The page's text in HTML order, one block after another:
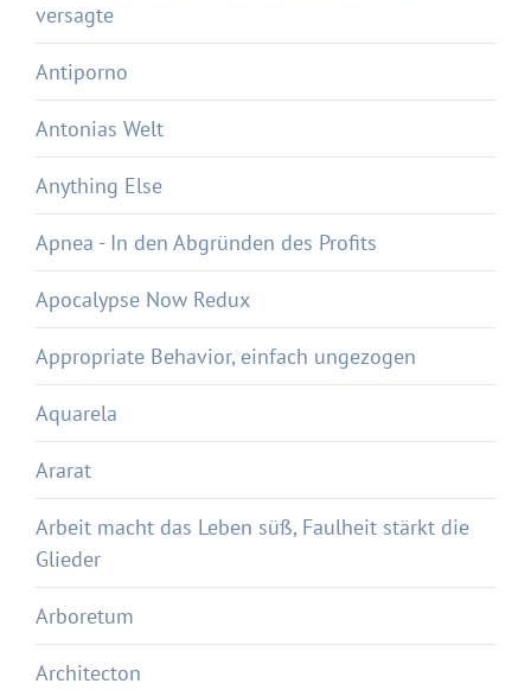
versagte
Antiporno
Antonias Welt
Anything Else
Apnea - In den Abgründen des Profits
Apocalypse Now Redux
Appropriate Behavior, einfach ungezogen
Aquarela
Ararat
Arbeit macht das Leben süß, Faulheit stärkt die
Glieder
Arboretum
Architecton